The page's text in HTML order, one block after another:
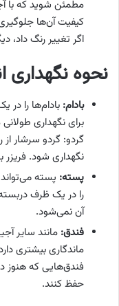
مطمئن شوید که با
کیفیت آن‌ها
اگر تغییر رنگ
نحوه نگهداری
بادام: بادام‌ها را در
برای نگهداری
گردو: گردو سرشار
نگهداری شود. فریزر
پسته: پسته
را در یک ظرف
آن نمی‌شود.
فندق: مانند سایر
ماندگاری بیشتری
فندق‌هایی که
حفظ کنند.